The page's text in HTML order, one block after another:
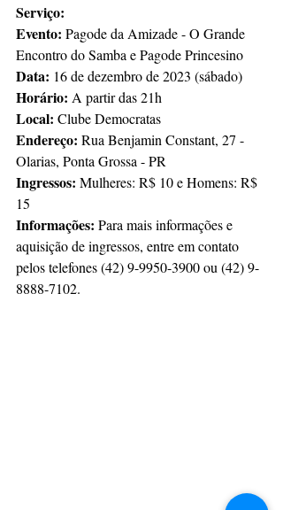
Serviço:
Evento: Pagode da Amizade - O Grande
Encontro do Samba e Pagode Princesino
Data: 16 de dezembro de 2023 (sábado)
Horário: A partir das 21h
Local: Clube Democratas
Endereço: Rua Benjamin Constant, 27 -
Olarias, Ponta Grossa - PR
Ingressos: Mulheres: R$ 10 e Homens: R$
15
Informações: Para mais informações e
aquisição de ingressos, entre em contato
pelos telefones (42) 9-9950-3900 ou (42) 9-
8888-7102.